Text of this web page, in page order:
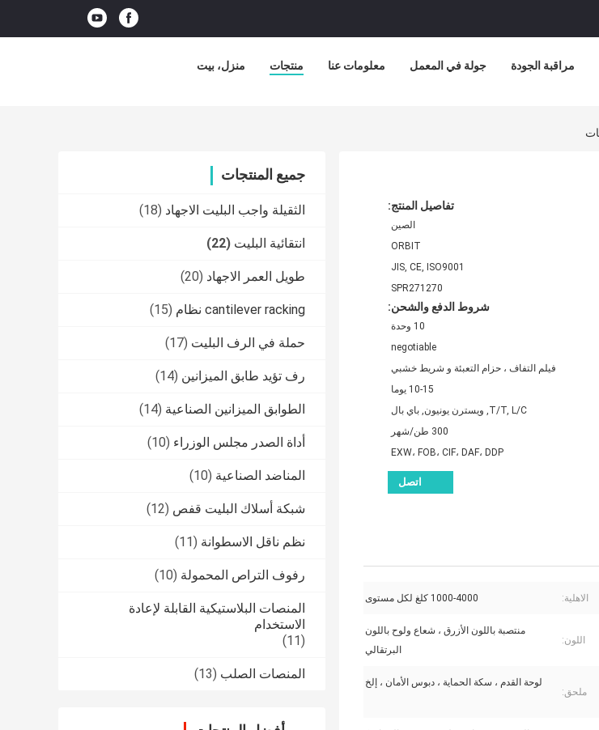
منزل، بيت منتجات معلومات عنا جولة في المعمل مراقبة الجودة
جميع المنتجات
الثقيلة واجب البليت الاجهاد (18)
انتقائية البليت (22)
طويل العمر الاجهاد (20)
cantilever racking نظام (15)
حملة في الرف البليت (17)
رف تؤيد طابق الميزانين (14)
الطوابق الميزانين الصناعية (14)
أداة الصدر مجلس الوزراء (10)
المناضد الصناعية (10)
شبكة أسلاك البليت قفص (12)
نظم ناقل الاسطوانة (11)
رفوف التراص المحمولة (10)
المنصات البلاستيكية القابلة لإعادة
الاستخدام
(11)
المنصات الصلب (13)
تفاصيل المنتج:
الصين
ORBIT
JIS, CE, ISO9001
SPR271270
شروط الدفع والشحن:
10 وحدة
negotiable
فيلم التفاف ، حزام التعبئة و شريط خشبي
10-15 يوما
T/T, L/C, ويسترن يونيون, باي بال
300 طن/شهر
EXW، FOB، CIF، DAF، DDP
اتصل
الاهلية: 1000-4000 كلغ لكل مستوى
اللون:
منتصبة باللون الأزرق ، شعاع ولوح باللون
البرتقالي
ملحق:
لوحة القدم ، سكة الحماية ، دبوس الأمان ، إلخ